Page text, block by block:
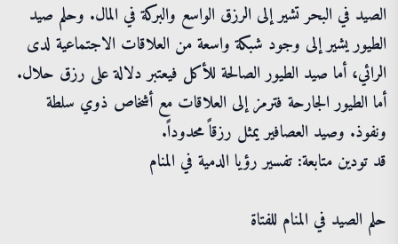
الصيد في البحر تشير إلى الرزق الواسع والبركة في المال. وحلم صيد
الطيور يشير إلى وجود شبكة واسعة من العلاقات الاجتماعية لدى
الرائي، أما صيد الطيور الصالحة للأكل فيعتبر دلالة على رزق حلال.
أما الطيور الجارحة فترمز إلى العلاقات مع أشخاص ذوي سلطة
ونفوذ. وصيد العصافير يمثل رزقاً محدوداً.
قد تودين متابعة: تفسير رؤيا الدمية في المنام
حلم الصيد في المنام للفتاة